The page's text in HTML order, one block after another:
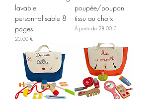
lavable
personnalisable 8
pages
Prix
23,00 €
poupée/poupon
tissu au choix
À partir de 28,00 €
Prix promotionnel